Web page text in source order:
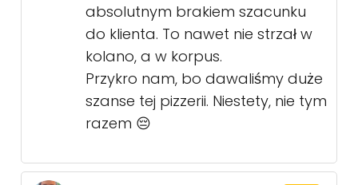
absolutnym brakiem szacunku
do klienta. To nawet nie strzał w
kolano, a w korpus.
Przykro nam, bo dawaliśmy duże
szanse tej pizzerii. Niestety, nie tym
razem 😔